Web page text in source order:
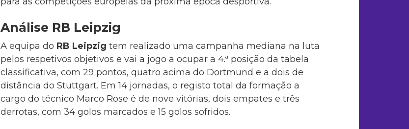
Análise RB Leipzig
A equipa do RB Leipzig tem realizado uma campanha mediana na luta
pelos respetivos objetivos e vai a jogo a ocupar a 4.ª posição da tabela
classificativa, com 29 pontos, quatro acima do Dortmund e a dois de
distância do Stuttgart. Em 14 jornadas, o registo total da formação a
cargo do técnico Marco Rose é de nove vitórias, dois empates e três
derrotas, com 34 golos marcados e 15 golos sofridos.